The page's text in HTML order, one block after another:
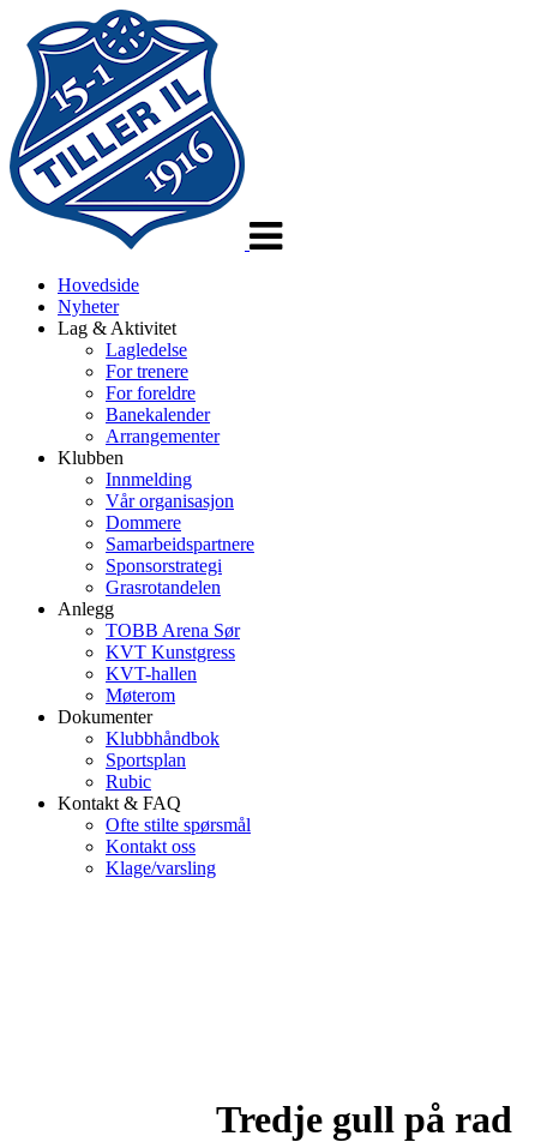
Hovedside
Nyheter
Lag & Aktivitet
Lagledelse
For trenere
For foreldre
Banekalender
Arrangementer
Klubben
Innmelding
Vår organisasjon
Dommere
Samarbeidspartnere
Sponsorstrategi
Grasrotandelen
Anlegg
TOBB Arena Sør
KVT Kunstgress
KVT-hallen
Møterom
Dokumenter
Klubbhåndbok
Sportsplan
Rubic
Kontakt & FAQ
Ofte stilte spørsmål
Kontakt oss
Klage/varsling
Tredje gull på rad